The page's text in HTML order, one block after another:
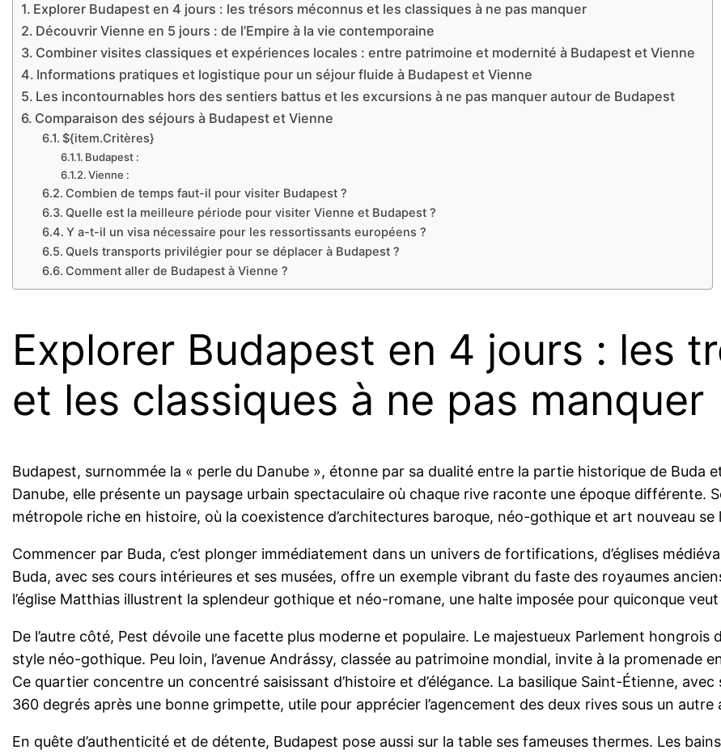
Explorer Budapest en 4 jours : les trésors méconnus et les classiques à ne pas manquer
Découvrir Vienne en 5 jours : de l’Empire à la vie contemporaine
Combiner visites classiques et expériences locales : entre patrimoine et modernité à Budapest et Vienne
Informations pratiques et logistique pour un séjour fluide à Budapest et Vienne
Les incontournables hors des sentiers battus et les excursions à ne pas manquer autour de Budapest
Comparaison des séjours à Budapest et Vienne
${item.Critères}
Budapest :
Vienne :
Combien de temps faut-il pour visiter Budapest ?
Quelle est la meilleure période pour visiter Vienne et Budapest ?
Y a-t-il un visa nécessaire pour les ressortissants européens ?
Quels transports privilégier pour se déplacer à Budapest ?
Comment aller de Budapest à Vienne ?
Explorer Budapest en 4 jours : les
et les classiques à ne pas manquer
Budapest, surnommée la « perle du Danube », étonne par sa dualité entre la partie historique de Buda
Danube, elle présente un paysage urbain spectaculaire où chaque rive raconte une époque différente.
métropole riche en histoire, où la coexistence d’architectures baroque, néo-gothique et art nouveau se
Commencer par Buda, c’est plonger immédiatement dans un univers de fortifications, d’églises
Buda, avec ses cours intérieures et ses musées, offre un exemple vibrant du faste des royaumes
l’église Matthias illustrent la splendeur gothique et néo-romane, une halte imposée pour quiconque
De l’autre côté, Pest dévoile une facette plus moderne et populaire. Le majestueux Parlement
style néo-gothique. Peu loin, l’avenue Andrássy, classée au patrimoine mondial, invite à la promenade
Ce quartier concentre un concentré saisissant d’histoire et d’élégance. La basilique Saint-Étienne,
360 degrés après une bonne grimpette, utile pour apprécier l’agencement des deux rives sous un autre
En quête d’authenticité et de détente, Budapest pose aussi sur la table ses fameuses thermes. Les